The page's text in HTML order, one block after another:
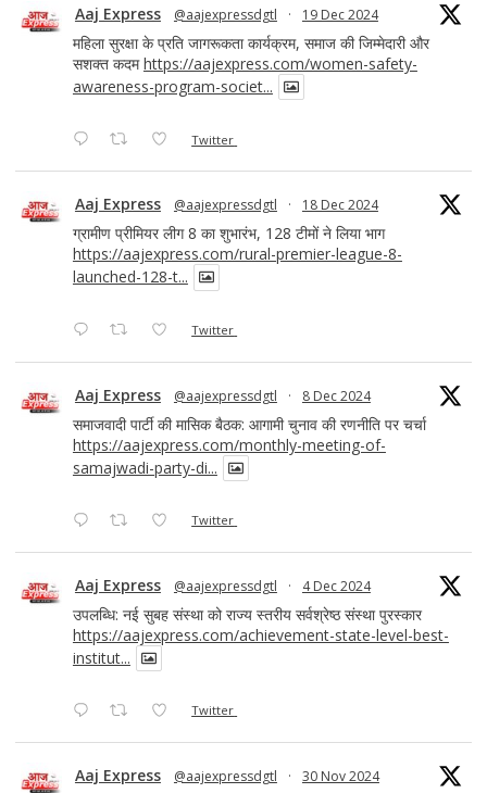
Aaj Express @aajexpressdgtl · 19 Dec 2024
महिला सुरक्षा के प्रति जागरूकता कार्यक्रम, समाज की जिम्मेदारी और
सशक्त कदमhttps://aajexpress.com/women-safety-
awareness-program-societ...
Twitter
Aaj Express @aajexpressdgtl · 18 Dec 2024
ग्रामीण प्रीमियर लीग 8 का शुभारंभ, 128 टीमों ने लिया भाग
https://aajexpress.com/rural-premier-league-8-
launched-128-t...
Twitter
Aaj Express @aajexpressdgtl · 8 Dec 2024
समाजवादी पार्टी की मासिक बैठक: आगामी चुनाव की रणनीति पर चर्चा
https://aajexpress.com/monthly-meeting-of-
samajwadi-party-di...
Twitter
Aaj Express @aajexpressdgtl · 4 Dec 2024
उपलब्धि: नई सुबह संस्था को राज्य स्तरीय सर्वश्रेष्ठ संस्था पुरस्कार
https://aajexpress.com/achievement-state-level-best-
institut...
Twitter
Aaj Express @aajexpressdgtl · 30 Nov 2024